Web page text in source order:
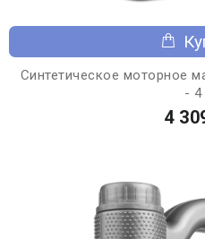
Синтетическое моторное
- 4
4